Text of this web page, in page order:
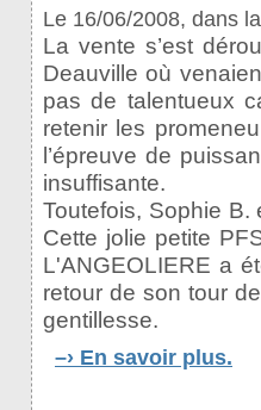
Le 16/06/2008, dans
La vente s’est
Deauville où
pas de talentueux
retenir les
l’épreuve de
insuffisante.
Toutefois, Sophie
Cette jolie petite
L'ANGEOLIERE a
retour de son tour
gentillesse.
–› En savoir plus.